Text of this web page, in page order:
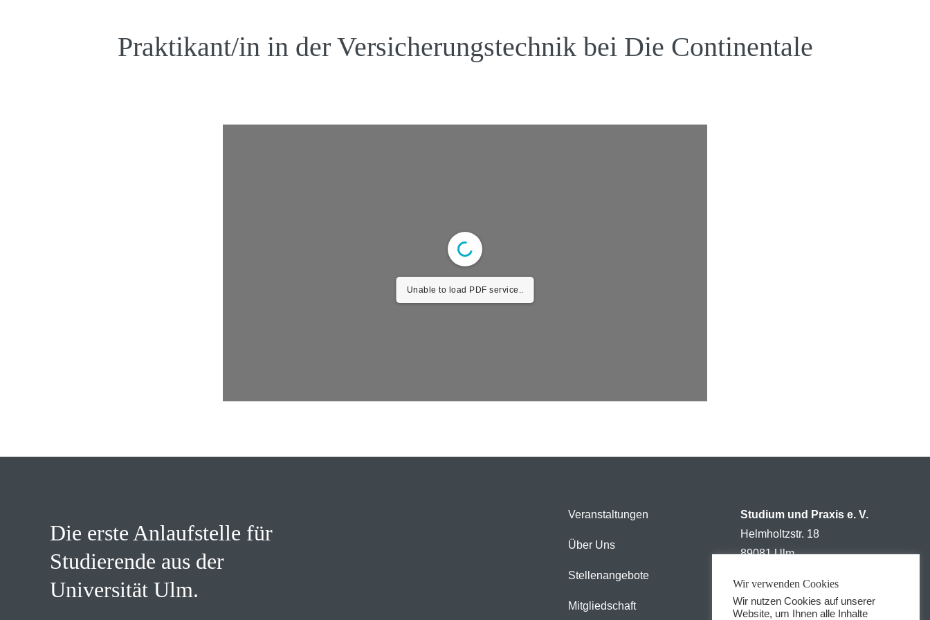
Praktikant/in in der Versicherungstechnik bei Die Continentale
Unable to load PDF service..
Die erste Anlaufstelle für
Studierende aus der
Universität Ulm.
Veranstaltungen
Über Uns
Stellenangebote
Mitgliedschaft
Studium und Praxis e. V.
Helmholtzstr. 18
89081 Ulm
Tel: +49 731 5023612
Fax: +49 731 5023612
Wir verwenden Cookies
Wir nutzen Cookies auf unserer
Website, um Ihnen alle Inhalte